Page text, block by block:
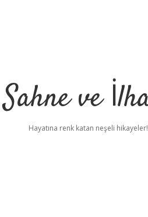
Sahne ve
Hayatına renk katan neşeli hikayeler!